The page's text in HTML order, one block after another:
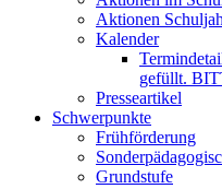
Aktionen
Kalender
gefüllt.
Presseartikel
Schwerpunkte
Frühförderung
Grundstufe